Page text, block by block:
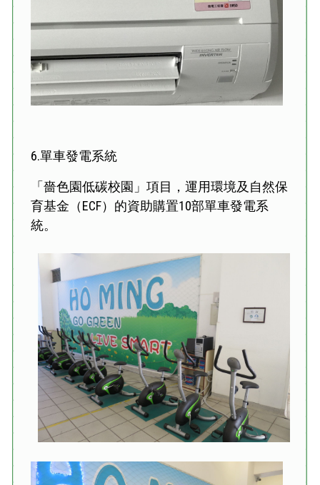
6.單車發電系統
「嗇色園低碳校園」項目，運用環境及自然保
育基金（ECF）的資助購置10部單車發電系
統。